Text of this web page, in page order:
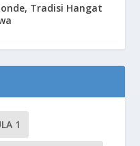
Tradisi Hangat
1